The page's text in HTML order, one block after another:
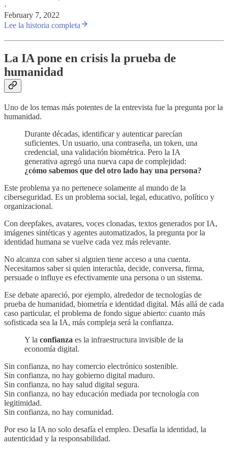
·
February 7, 2022
Lee la historia completa
La IA pone en crisis la prueba de
humanidad
Uno de los temas más potentes de la entrevista fue la pregunta por la
humanidad.
Durante décadas, identificar y autenticar parecían
suficientes. Un usuario, una contraseña, un token, una
credencial, una validación biométrica. Pero la IA
generativa agregó una nueva capa de complejidad:
¿cómo sabemos que del otro lado hay una persona?
Este problema ya no pertenece solamente al mundo de la
ciberseguridad. Es un problema social, legal, educativo, político y
organizacional.
Con deepfakes, avatares, voces clonadas, textos generados por IA,
imágenes sintéticas y agentes automatizados, la pregunta por la
identidad humana se vuelve cada vez más relevante.
No alcanza con saber si alguien tiene acceso a una cuenta.
Necesitamos saber si quien interactúa, decide, conversa, firma,
persuade o influye es efectivamente una persona o un sistema.
Ese debate apareció, por ejemplo, alrededor de tecnologías de
prueba de humanidad, biometría e identidad digital. Más allá de cada
caso particular, el problema de fondo sigue abierto: cuanto más
sofisticada sea la IA, más compleja será la confianza.
Y la confianza es la infraestructura invisible de la
economía digital.
Sin confianza, no hay comercio electrónico sostenible.
Sin confianza, no hay gobierno digital maduro.
Sin confianza, no hay salud digital segura.
Sin confianza, no hay educación mediada por tecnología con
legitimidad.
Sin confianza, no hay comunidad.
Por eso la IA no solo desafía el empleo. Desafía la identidad, la
autenticidad y la responsabilidad.